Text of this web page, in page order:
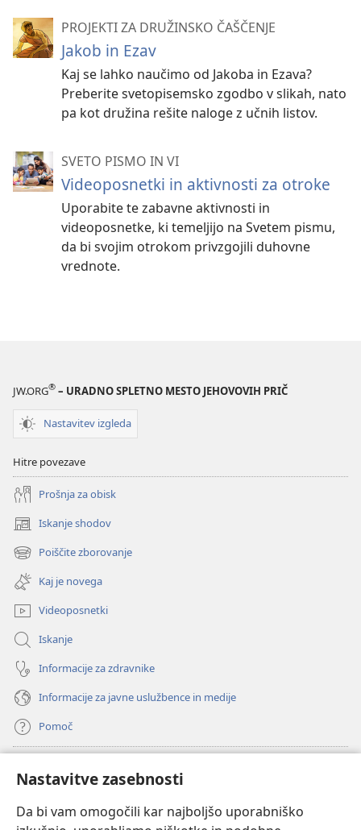
Nastavitve zasebnosti
Da bi vam omogočili kar najboljšo uporabniško
PROJEKTI ZA DRUŽINSKO ČAŠČENJE
Jakob in Ezav
Kaj se lahko naučimo od Jakoba in Ezava?
Preberite svetopisemsko zgodbo v slikah, nato
pa kot družina rešite naloge z učnih listov.
SVETO PISMO IN VI
Videoposnetki in aktivnosti za otroke
Uporabite te zabavne aktivnosti in
videoposnetke, ki temeljijo na Svetem pismu,
da bi svojim otrokom privzgojili duhovne
vrednote.
JW.ORG® – URADNO SPLETNO MESTO JEHOVOVIH PRIČ
Nastavitev izgleda
Hitre povezave
Prošnja za obisk
Iskanje shodov
(odpre
novo
okno)
Poiščite zborovanje
(odpre
novo
okno)
Kaj je novega
Videoposnetki
Iskanje
Informacije za zdravnike
Informacije za javne uslužbence in medije
Pomoč
(odpre
novo
okno) Watchtowerjeva SPLETNA KNJIŽNICA™
(odpre